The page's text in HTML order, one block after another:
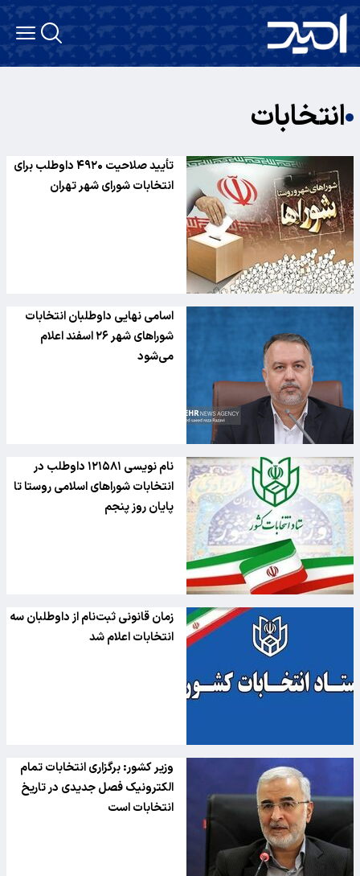
انتخابات
تأیید صلاحیت ۴۹۲۰ داوطلب برای
انتخابات شورای شهر تهران
اسامی نهایی داوطلبان انتخابات
شوراهای شهر ۲۶ اسفند اعلام
می‌شود
نام نویسی ۱۲۱۵۸۱ داوطلب در
انتخابات شورا‌های اسلامی روستا تا
پایان روز پنجم
زمان قانونی ثبت‌نام از داوطلبان سه
انتخابات اعلام شد
وزیر کشور: برگزاری انتخابات تمام
الکترونیک فصل جدیدی در تاریخ
انتخابات است